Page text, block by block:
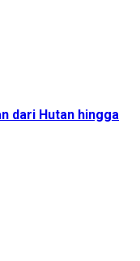
dari Hutan hingga